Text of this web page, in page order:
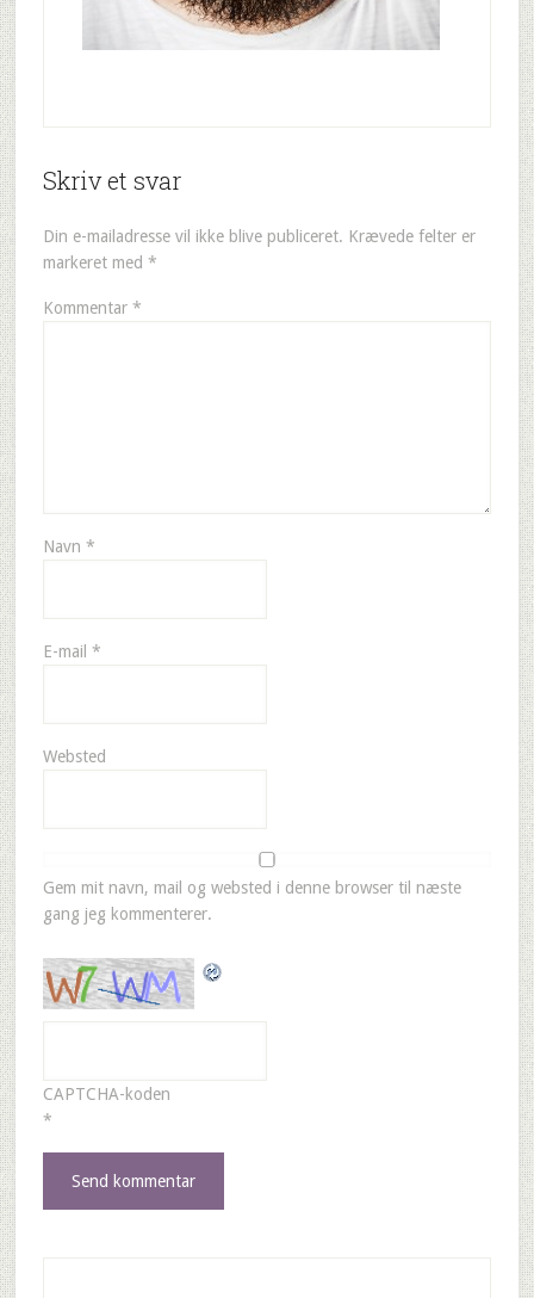
Skriv et svar
Din e-mailadresse vil ikke blive publiceret. Krævede felter er
markeret med *
Kommentar *
Navn *
E-mail *
Websted
Gem mit navn, mail og websted i denne browser til næste
gang jeg kommenterer.
CAPTCHA-koden
*